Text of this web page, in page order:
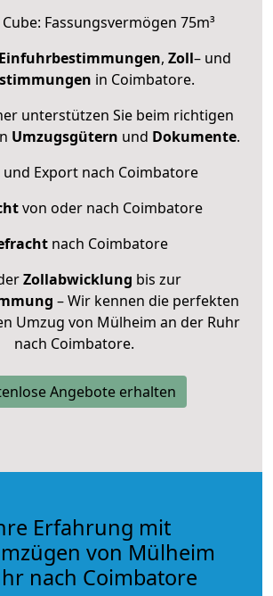
Fassungsvermögen 75m³
Einfuhrbestimmungen, Zoll– und
in Coimbatore.
unterstützen Sie beim richtigen
Umzugsgütern und Dokumente.
und Export nach Coimbatore
von oder nach Coimbatore
nach Coimbatore
Zollabwicklung bis zur
– Wir kennen die perfekten
Umzug von Mülheim an der Ruhr
nach Coimbatore.
Angebote erhalten
Erfahrung mit
von Mülheim
nach Coimbatore